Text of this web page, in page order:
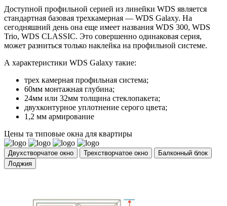
Доступной профильной серией из линейки WDS является
стандартная базовая трехкамерная — WDS Galaxy. На
сегодняшний день она еще имеет названия WDS 300, WDS
Trio, WDS CLASSIC. Это совершенно одинаковая серия,
может разниться только наклейка на профильной системе.
А характеристики WDS Galaxy такие:
трех камерная профильная система;
60мм монтажная глубина;
24мм или 32мм толщина стеклопакета;
двухконтурное уплотнение серого цвета;
1,2 мм армирование
Цены та типовые окна для квартиры
Двухстворчатое окно Трехстворчатое окно
Балконный блок
Лоджия